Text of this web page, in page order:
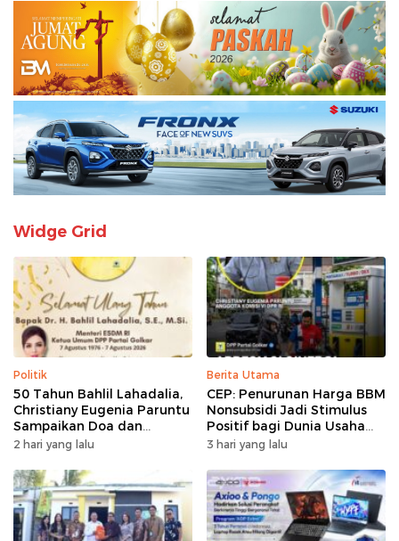
Widge Grid
Politik
50 Tahun Bahlil Lahadalia,
Christiany Eugenia Paruntu
Sampaikan Doa dan
Harapan
2 hari yang lalu
Berita Utama
CEP: Penurunan Harga BBM
Nonsubsidi Jadi Stimulus
Positif bagi Dunia Usaha
dan Pertumbuhan Ekonomi
3 hari yang lalu